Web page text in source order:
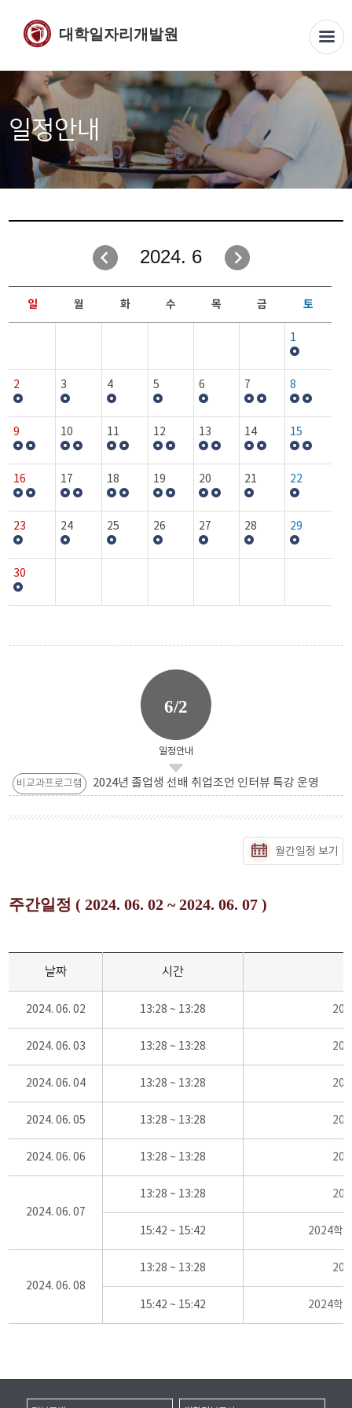
대학일자리개발원
일정안내
2024. 6
일 월 화 수 목 금 토
1
2 3 4 5 6 7 8
9 10 11 12 13 14 15
16 17 18 19 20 21 22
23 24 25 26 27 28 29
30
6/2
일정안내
비교과프로그램 2024년 졸업생 선배 취업조언 인터뷰 특강 운영
월간일정 보기
주간일정 ( 2024. 06. 02 ~ 2024. 06. 07 )
날짜 시간
2024. 06. 02 13:28 ~ 13:28
2024. 06. 03 13:28 ~ 13:28
2024. 06. 04 13:28 ~ 13:28
2024. 06. 05 13:28 ~ 13:28
2024. 06. 06 13:28 ~ 13:28
2024. 06. 07
13:28 ~ 13:28
15:42 ~ 15:42 2024학
2024. 06. 08
13:28 ~ 13:28
15:42 ~ 15:42 2024학